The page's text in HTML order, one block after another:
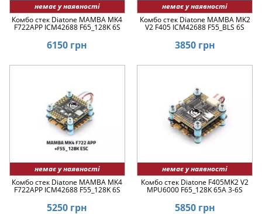
немає у наявності
Комбо стек Diatone MAMBA MK4
F722APP ICM42688 F65_128K 6S
6150 грн
немає у наявності
Комбо стек Diatone MAMBA MK2
V2 F405 ICM42688 F55_BLS 6S
3850 грн
немає у наявності
Комбо стек Diatone MAMBA MK4
F722APP ICM42688 F55_128K 6S
5250 грн
немає у наявності
Комбо стек Diatone F405MK2 V2
MPU6000 F65_128K 65A 3-6S
5850 грн